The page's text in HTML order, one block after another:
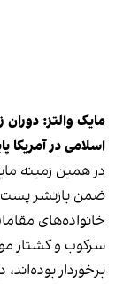
مایک والتز:
اسلامی در آمریکا
در همین زمینه
ضمن بازنشر پست
خانواده‌های
سرکوب و کشتار
برخوردار